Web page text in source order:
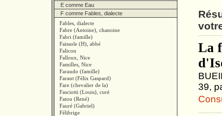
E comme Eau
F comme Fables, dialecte
Fables, dialecte
Fabre (Antoine), chanoine
Fabri (famille)
Faissole (H), abbé
Falicon
Falloux, Nice
Familles, Nice
Faraudo (famille)
Faraut (Félix Gaspard)
Fare (chevalier de la)
Fasciotti (Louis), curé
Fatou (René)
Fauré (Gabriel)
Félibrige
La
39,